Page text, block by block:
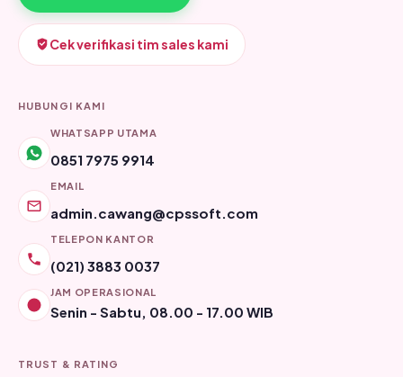
Cek verifikasi tim sales kami
HUBUNGI KAMI
WHATSAPP UTAMA
0851 7975 9914
EMAIL
admin.cawang@cpssoft.com
TELEPON KANTOR
(021) 3883 0037
JAM OPERASIONAL
Senin - Sabtu, 08.00 - 17.00 WIB
TRUST & RATING